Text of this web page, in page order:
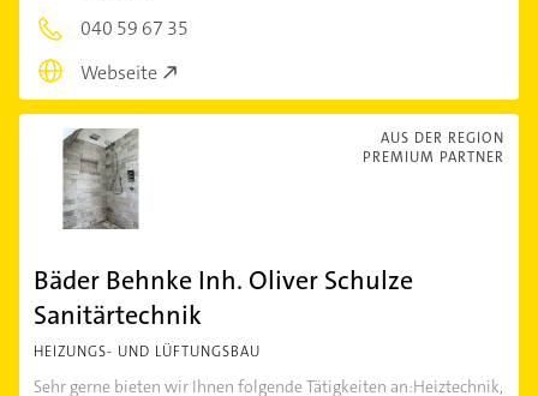
040 59 67 35
Webseite
AUS DER REGION
PREMIUM PARTNER
Bäder Behnke Inh. Oliver Schulze
Sanitärtechnik
HEIZUNGS- UND LÜFTUNGSBAU
Sehr gerne bieten wir Ihnen folgende Tätigkeiten an:Heiztechnik,